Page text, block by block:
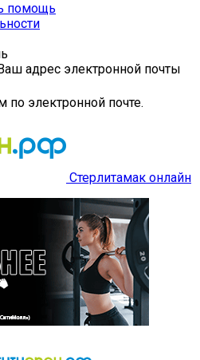
помощь
адрес электронной почты
электронной почте.
Стерлитамак онлайн